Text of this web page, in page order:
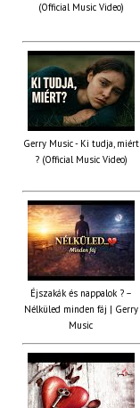
(Official Music Video)
Gerry Music - Ki tudja, miért
? (Official Music Video)
Éjszakák és nappalok ? –
Nélküled minden fáj | Gerry
Music